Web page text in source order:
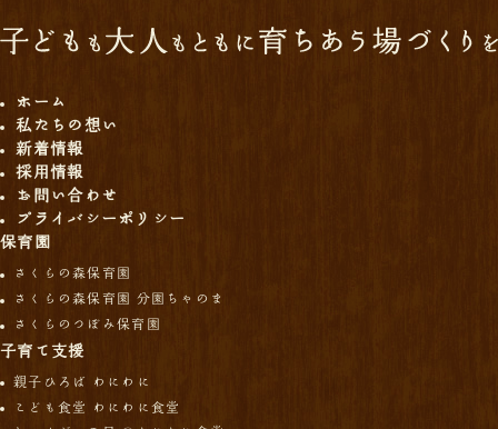
ホーム
私たちの想い
新着情報
採用情報
お問い合わせ
プライバシーポリシー
保育園
さくらの森保育園
さくらの森保育園 分園ちゃのま
さくらのつぼみ保育園
子育て支援
親子ひろば わにわに
こども食堂 わにわに食堂